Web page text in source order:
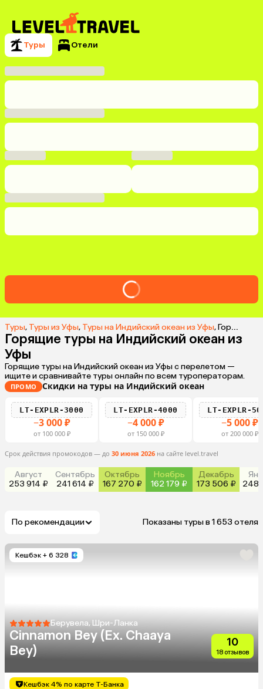
Туры Отели
Туры, Туры из Уфы, Туры на Индийский океан из Уфы,Горящие туры на Индийский океан из Уфы
Горящие туры на Индийский океан из
Уфы
Горящие туры на Индийский океан из Уфы с перелетом —
ищите и сравнивайте туры онлайн по всем туроператорам.
ПРОМО Скидки на туры на Индийский океан
LT-EXPLR-3000
−3 000 ₽
от 100 000 ₽
LT-EXPLR-4000
−4 000 ₽
от 150 000 ₽
LT-EXPLR-
−5 000 ₽
от 200 000 ₽
Срок действия промокодов — до 30 июня 2026 на сайте level.travel
Август
253 914 ₽
Сентябрь
241 614 ₽
Октябрь
167 270 ₽
Ноябрь
162 179 ₽
Декабрь
173 506 ₽
248
По рекомендации Показаны туры в 1 653 отеля
Кешбэк + 6 328
Берувела, Шри-Ланка
Cinnamon Bey (Ex. Chaaya
Bey)
10
18 отзывов
Кешбэк 4% по карте Т-Банка